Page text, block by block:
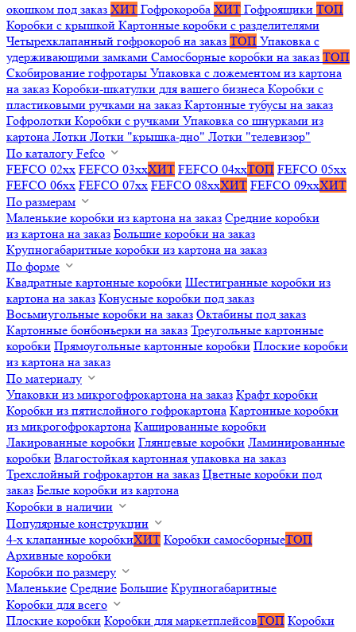
окошком под заказ ХИТ Гофрокороба ХИТ Гофроящики ТОП
Коробки с крышкой Картонные коробки с разделителями
Четырехклапанный гофрокороб на заказ ТОП Упаковка с
удерживающими замками Самосборные коробки на заказ ТОП
Скобирование гофротары Упаковка с ложементом из картона
на заказ Коробки-шкатулки для вашего бизнеса Коробки с
пластиковыми ручками на заказ Картонные тубусы на заказ
Гофролотки Коробки с ручками Упаковка со шнурками из
картона Лотки Лотки "крышка-дно" Лотки "телевизор"
По каталогу Fefco
FEFCO 02xx FEFCO 03xxХИТ FEFCO 04xxТОП FEFCO 05xx
FEFCO 06xx FEFCO 07xx FEFCO 08xxХИТ FEFCO 09xxХИТ
По размерам
Маленькие коробки из картона на заказ Средние коробки
из картона на заказ Большие коробки на заказ
Крупногабаритные коробки из картона на заказ
По форме
Квадратные картонные коробки Шестигранные коробки из
картона на заказ Конусные коробки под заказ
Восьмиугольные коробки на заказ Октабины под заказ
Картонные бонбоньерки на заказ Треугольные картонные
коробки Прямоугольные картонные коробки Плоские коробки
из картона на заказ
По материалу
Упаковки из микрогофрокартона на заказ Крафт коробки
Коробки из пятислойного гофрокартона Картонные коробки
из микрогофрокартона Кашированные коробки
Лакированные коробки Глянцевые коробки Ламинированные
коробки Влагостойкая картонная упаковка на заказ
Трехслойный гофрокартон на заказ Цветные коробки под
заказ Белые коробки из картона
Коробки в наличии
Популярные конструкции
4-х клапанные коробкиХИТ Коробки самосборныеТОП
Архивные коробки
Коробки по размеру
Маленькие Средние Большие Крупногабаритные
Коробки для всего
Плоские коробки Коробки для маркетплейсовТОП Коробки